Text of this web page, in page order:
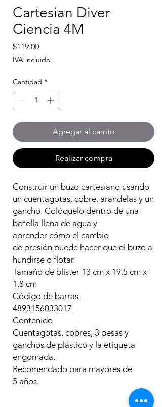
Cartesian Diver
Ciencia 4M
$119.00Precio
IVA incluido
Cantidad *
Agregar al carrito
Realizar compra
Construir un buzo cartesiano usando
un cuentagotas, cobre, arandelas y un
gancho. Colóquelo dentro de una
botella llena de agua y
aprender cómo el cambio
de presión puede hacer que el buzo a
hundirse o flotar.
Tamaño de blister 13 cm x 19,5 cm x
1,8 cm
Código de barras
4893156033017
Contenido
Cuentagotas, cobres, 3 pesas y
ganchos de plástico y la etiqueta
engomada.
Recomendado para mayores de
5 años.